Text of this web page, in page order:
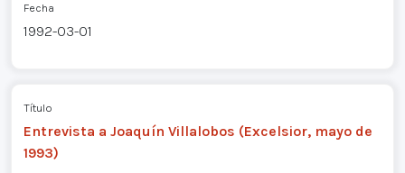
Fecha
1992-03-01
Título
Entrevista a Joaquín Villalobos (Excelsior, mayo de
1993)